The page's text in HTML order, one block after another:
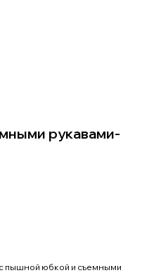
рукавами-
с пышной юбкой и съемными